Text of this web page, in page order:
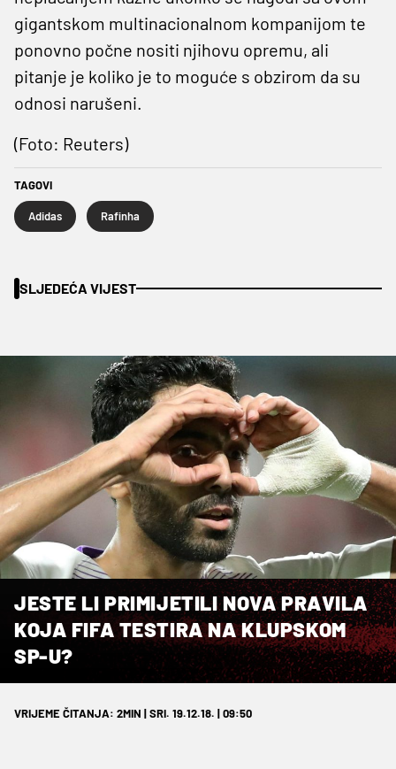
gigantskom multinacionalnom kompanijom te
ponovno počne nositi njihovu opremu, ali
pitanje je koliko je to moguće s obzirom da su
odnosi narušeni.
(Foto: Reuters)
TAGOVI
Adidas Rafinha
SLJEDEĆA VIJEST
JESTE LI PRIMIJETILI NOVA PRAVILA
KOJA FIFA TESTIRA NA KLUPSKOM
SP-U?
VRIJEME ČITANJA: 2MIN | SRI. 19.12.18. | 09:50